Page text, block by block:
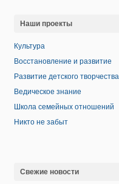
Наши проекты
Культура
Восстановление и развитие
Развитие детского творчества
Ведическое знание
Школа семейных отношений
Никто не забыт
Свежие новости